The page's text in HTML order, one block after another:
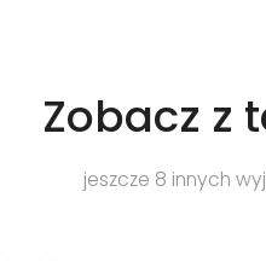
Zobacz z
jeszcze 8 innych